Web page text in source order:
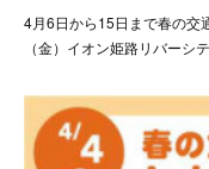
4月6日から15日まで春の交
（金）イオン姫路リバー